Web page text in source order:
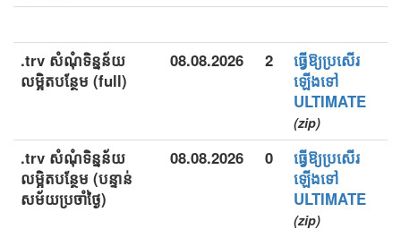
.trv សំណុំទិន្នន័យ
លម្អិតបន្ថែម (full)
08.08.2026 2
ធ្វើឱ្យប្រសើរ
ឡើងទៅ
ULTIMATE
(zip)
.trv សំណុំទិន្នន័យ
លម្អិតបន្ថែម (បន្ទាន់
សម័យប្រចាំថ្ងៃ)
08.08.2026 0
ធ្វើឱ្យប្រសើរ
ឡើងទៅ
ULTIMATE
(zip)